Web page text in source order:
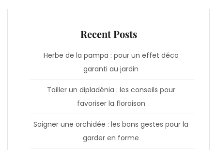
Recent Posts
Herbe de la pampa : pour un effet déco
garanti au jardin
Tailler un dipladénia : les conseils pour
favoriser la floraison
Soigner une orchidée : les bons gestes pour la
garder en forme